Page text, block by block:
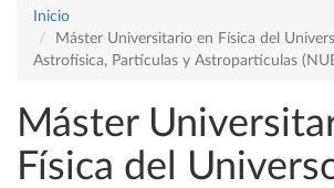
Inicio
Máster Universitario en Física del
Astrofísica, Partículas y Astropartículas
Máster
Física del